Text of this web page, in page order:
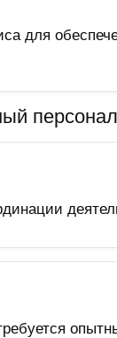
для
персонал